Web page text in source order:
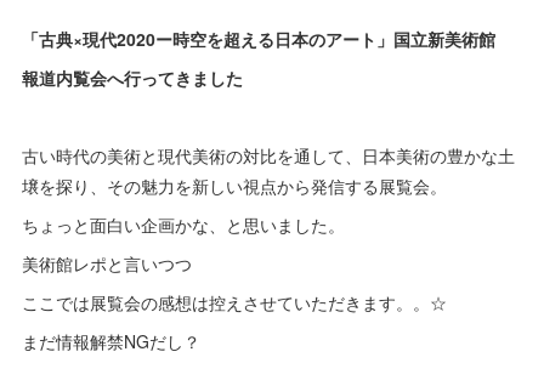
「古典×現代2020ー時空を超える日本のアート」国立新美術館
報道内覧会へ行ってきました
古い時代の美術と現代美術の対比を通して、日本美術の豊かな土
壌を探り、その魅力を新しい視点から発信する展覧会。
ちょっと面白い企画かな、と思いました。
美術館レポと言いつつ
ここでは展覧会の感想は控えさせていただきます。。☆
まだ情報解禁NGだし？